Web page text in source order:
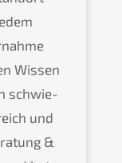
Wissen
schwie­
und
&